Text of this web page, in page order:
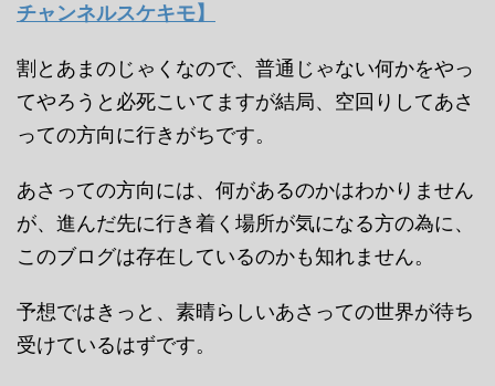
チャンネルスケキモ】
割とあまのじゃくなので、普通じゃない何かをやっ
てやろうと必死こいてますが結局、空回りしてあさ
っての方向に行きがちです。
あさっての方向には、何があるのかはわかりません
が、進んだ先に行き着く場所が気になる方の為に、
このブログは存在しているのかも知れません。
予想ではきっと、素晴らしいあさっての世界が待ち
受けているはずです。